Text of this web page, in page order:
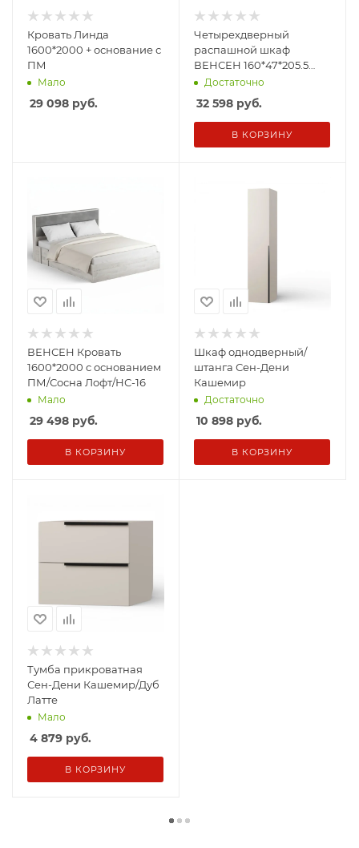
Кровать Линда
1600*2000 + основание с
ПМ
Мало
29 098 руб.
Четырехдверный
распашной шкаф
ВЕНСЕН 160*47*205.5
сосна лофт
Достаточно
32 598 руб.
В КОРЗИНУ
ВЕНСЕН Кровать
1600*2000 с основанием
ПМ/Сосна Лофт/НС-16
Мало
29 498 руб.
В КОРЗИНУ
Шкаф однодверный/
штанга Сен-Дени
Кашемир
Достаточно
10 898 руб.
В КОРЗИНУ
Тумба прикроватная
Сен-Дени Кашемир/Дуб
Латте
Мало
4 879 руб.
В КОРЗИНУ